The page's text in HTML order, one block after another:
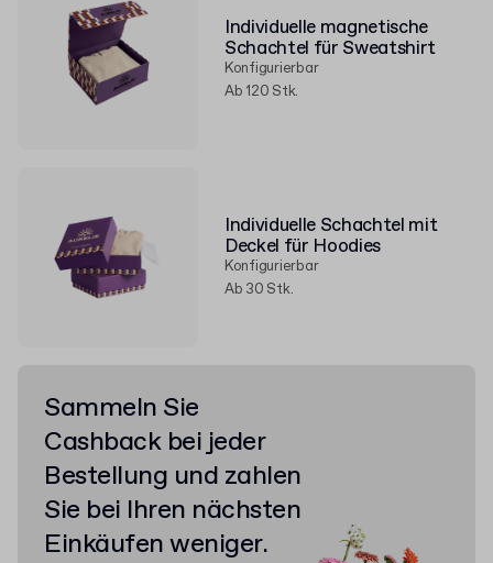
Individuelle magnetische
Schachtel für Sweatshirt
Konfigurierbar
Ab 120 Stk.
Individuelle Schachtel mit
Deckel für Hoodies
Konfigurierbar
Ab 30 Stk.
Sammeln Sie
Cashback bei jeder
Bestellung und zahlen
Sie bei Ihren nächsten
Einkäufen weniger.